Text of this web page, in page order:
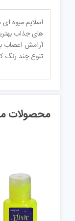
های جذاب
تنوع چند رنگ
محصولات